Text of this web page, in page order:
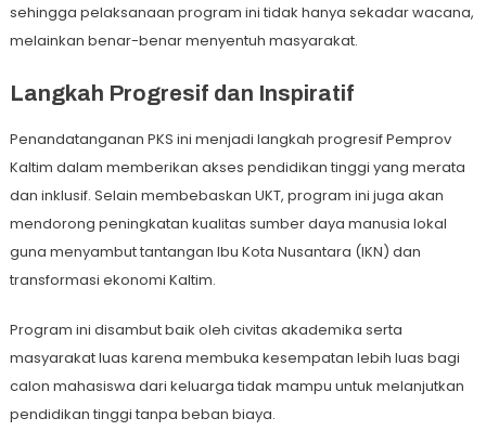
sehingga pelaksanaan program ini tidak hanya sekadar wacana,
melainkan benar-benar menyentuh masyarakat.
Langkah Progresif dan Inspiratif
Penandatanganan PKS ini menjadi langkah progresif Pemprov
Kaltim dalam memberikan akses pendidikan tinggi yang merata
dan inklusif. Selain membebaskan UKT, program ini juga akan
mendorong peningkatan kualitas sumber daya manusia lokal
guna menyambut tantangan Ibu Kota Nusantara (IKN) dan
transformasi ekonomi Kaltim.
Program ini disambut baik oleh civitas akademika serta
masyarakat luas karena membuka kesempatan lebih luas bagi
calon mahasiswa dari keluarga tidak mampu untuk melanjutkan
pendidikan tinggi tanpa beban biaya.